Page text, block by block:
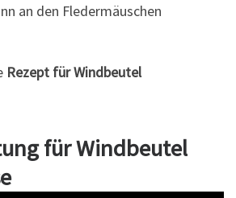
an den Fledermäuschen
Rezept für Windbeutel
für Windbeutel